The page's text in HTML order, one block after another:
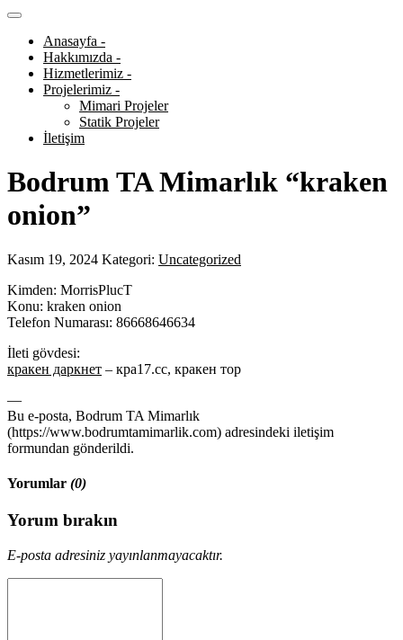
Anasayfa -
Hakkımızda -
Hizmetlerimiz -
Projelerimiz -
Mimari Projeler
Statik Projeler
İletişim
Bodrum TA Mimarlık “kraken
onion”
Kasım 19, 2024 Kategori: Uncategorized
Kimden: MorrisPlucT
Konu: kraken onion
Telefon Numarası: 86668646634
İleti gövdesi:
кракен даркнет – кра17.сс, кракен тор
—
Bu e-posta, Bodrum TA Mimarlık
(https://www.bodrumtamimarlik.com) adresindeki iletişim
formundan gönderildi.
Yorumlar (0)
Yorum bırakın
E-posta adresiniz yayınlanmayacaktır.